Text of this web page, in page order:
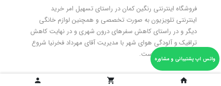
فروشگاه اینترنتی رنگین کمان در راستای تسهیل امر خرید
اینترنتی تلویزیون به صورت تخصصی و همچنین لوازم خانگی
دیگر و در راستای کاهش سفرهای درون شهری و در نهایت کاهش
ترافیک و آلودگی هوای شهر با مدیریت آقای مهرداد فخرنیا شروع
به فعالیت نموده است.
واتس اپ پشتیبانی و مشاوره